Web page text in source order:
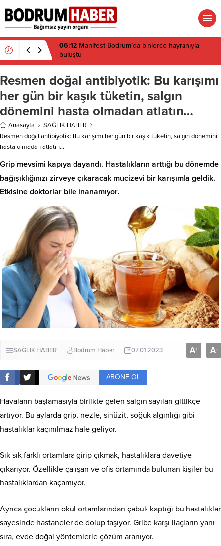
06:12 Manifest Bodrum’da binlerce hayranıyla
buluştu
Resmen doğal antibiyotik: Bu karışımı
her gün bir kaşık tüketin, salgın
dönemini hasta olmadan atlatın…
Anasayfa
SAĞLIK HABER
Resmen doğal antibiyotik: Bu karışımı her gün bir kaşık tüketin, salgın dönemini
hasta olmadan atlatın…
Grip mevsimi kapıya dayandı. Hastalıkların arttığı bu dönemde
bağışıklığınızı zirveye çıkaracak mucizevi bir karışımla geldik.
Etkisine doktorlar bile inanamıyor.
SAĞLIK HABER Bodrum Haber 07.01.2023 A+ A-
ABONE OL
Havaların başlamasıyla birlikte gelen salgın sayıları gittikçe
artıyor. Bu aylarda grip, nezle, sinüzit, soğuk algınlığı gibi
hastalıklar kaçınılmaz hale geliyor.
Sık sık farklı ortamlara girip çıkmak, hastalıklara davetiye
çıkarıyor. Özellikle çalışan ve ofis ortamında bulunan kişiler bu
hastalıklardan kaçamıyor.
Ayrıca çocukların okul ortamlarından çabuk kaptığı bu hastalıklar
sayesinde hastaneler de dolup taşıyor. Gribe karşı ilaçların yanı
sıra, evde doğal yöntemlerle çözüm aranıyor.